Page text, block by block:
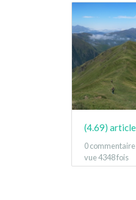
0 commentaire
vue 4348 fois